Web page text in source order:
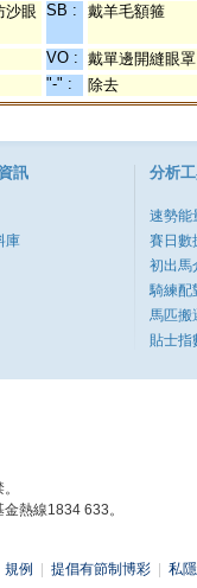
沙眼 SB : 戴羊毛額箍
VO : 戴單邊開縫眼罩
"-" : 除去
訊
庫
分析
速勢能
賽日數
初出馬
騎練配
馬匹搬
貼士指
熱線1834 633。
規例 提倡有節制博彩 私